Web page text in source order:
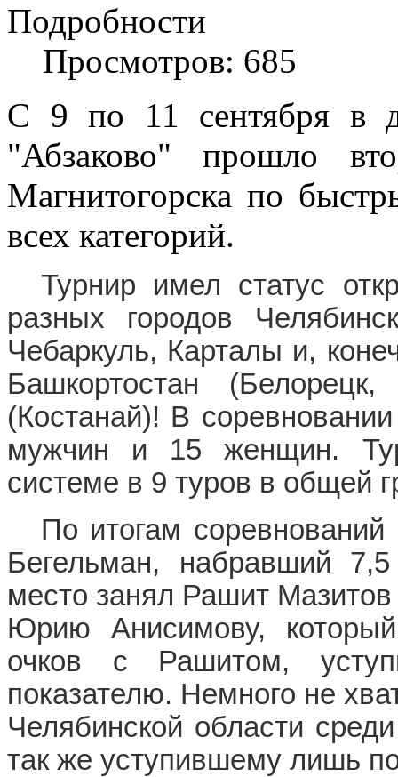
Подробности
Просмотров: 685
С 9 по 11 сентября в
"Абзаково" прошло
Магнитогорска по
всех категорий.
Турнир имел статус
разных городов
Чебаркуль, Карталы и,
Башкортостан
(Костанай)! В
мужчин и 15 женщин.
системе в 9 туров в общей
По итогам
Бегельман, набравший
место занял Рашит Мазитов
Юрию Анисимову,
очков с Рашитом,
показателю. Немного не
Челябинской области
так же уступившему лишь